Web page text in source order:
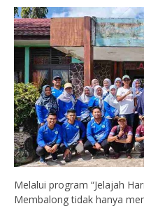
Melalui program “Jelajah
Membalong tidak hanya